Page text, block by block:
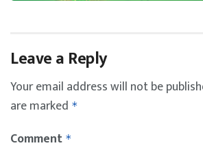
Leave a Reply
Your email address will not be
are marked *
Comment *